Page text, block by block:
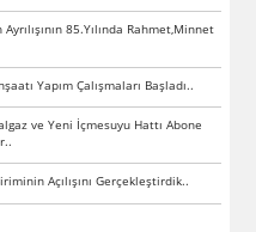
85.Yılında Rahmet,Minnet
Yapım Çalışmaları Başladı..
ve Yeni İçmesuyu Hattı Abone
Açılışını Gerçekleştirdik..